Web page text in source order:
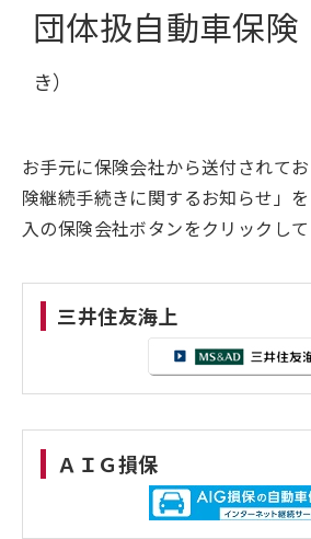
団体扱自動車保険
き）
お手元に保険会社から送付されて
険継続手続きに関するお知らせ」
入の保険会社ボタンをクリックして
三井住友海上
ＡＩＧ損保